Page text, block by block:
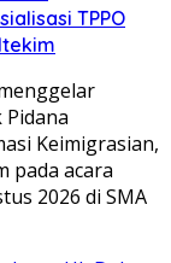
TPPO
Keimigrasian,
pada acara
2026 di SMA